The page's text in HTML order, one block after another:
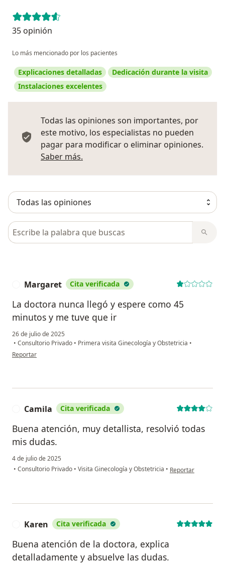
35 opinión
Lo más mencionado por los pacientes
Explicaciones detalladas
Dedicación durante la visita
Instalaciones excelentes
Todas las opiniones son importantes, por
este motivo, los especialistas no pueden
pagar para modificar o eliminar opiniones.
Saber más.
Busca en opiniones
Margaret Cita verificada
La doctora nunca llegó y espere como 45
minutos y me tuve que ir
26 de julio de 2025
• Consultorio Privado • Primera visita Ginecología y Obstetricia •
en opinión del usuario Margaret
Reportar
Camila Cita verificada
Buena atención, muy detallista, resolvió todas
mis dudas.
4 de julio de 2025
• Consultorio Privado • Visita Ginecología y Obstetricia • en opinión del
Reportar
Karen Cita verificada
Buena atención de la doctora, explica
detalladamente y absuelve las dudas.